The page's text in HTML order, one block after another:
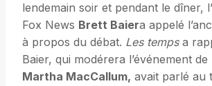
lendemain soir et pendant le dîner,
Fox News Brett Baiera appelé
à propos du débat. Les tempsa
Baier, qui modérera l’événement
Martha MacCallum, avait parlé au